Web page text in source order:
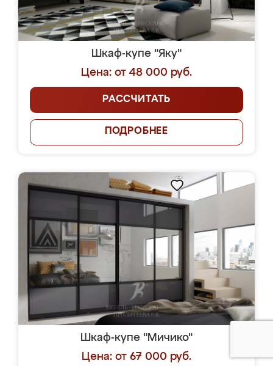
Шкаф-купе "Яку"
Цена: от 48 000 руб.
РАССЧИТАТЬ
ПОДРОБНЕЕ
Шкаф-купе "Мичико"
Цена: от 67 000 руб.